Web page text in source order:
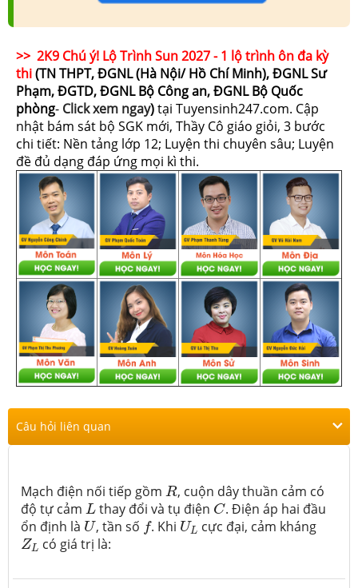
>> 2K9 Chú ý! Lộ Trình Sun 2027 - 1 lộ trình ôn đa kỳ
thi(TN THPT, ĐGNL (Hà Nội/ Hồ Chí Minh), ĐGNL Sư
Phạm, ĐGTD, ĐGNL Bộ Công an, ĐGNL Bộ Quốc
phòng- Click xem ngay)tại Tuyensinh247.com. Cập
nhật bám sát bộ SGK mới, Thầy Cô giáo giỏi, 3 bước
chi tiết: Nền tảng lớp 12; Luyện thi chuyên sâu; Luyện
đề đủ dạng đáp ứng mọi kì thi.
Câu hỏi liên quan
Mạch điện nối tiếp gồm R
R, cuộn dây thuần cảm có
độ tự cảm L
L thay đổi và tụ điện C
C. Điện áp hai đầu
ổn định là U
U, tần số f
f. Khi UL
ULcực đại, cảm kháng
ZL
ZL có giá trị là: